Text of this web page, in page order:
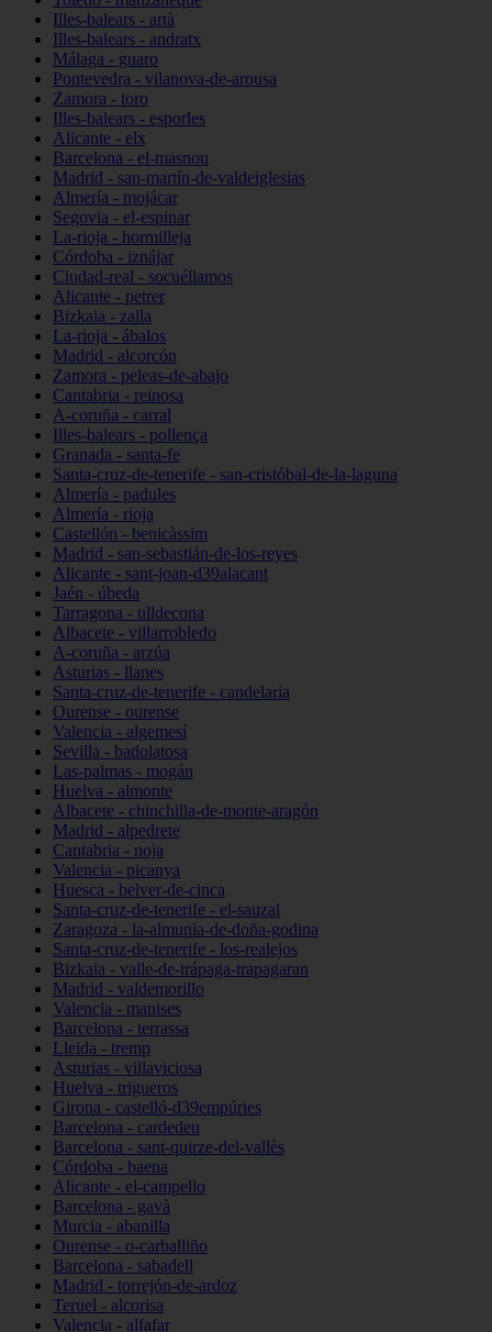
Illes-balears - artà
Illes-balears - andratx
Málaga - guaro
Pontevedra - vilanova-de-arousa
Zamora - toro
Illes-balears - esporles
Alicante - elx
Barcelona - el-masnou
Madrid - san-martín-de-valdeiglesias
Almería - mojácar
Segovia - el-espinar
La-rioja - hormilleja
Córdoba - iznájar
Ciudad-real - socuéllamos
Alicante - petrer
Bizkaia - zalla
La-rioja - ábalos
Madrid - alcorcón
Zamora - peleas-de-abajo
Cantabria - reinosa
A-coruña - carral
Illes-balears - pollença
Granada - santa-fe
Santa-cruz-de-tenerife - san-cristóbal-de-la-laguna
Almería - padules
Almería - rioja
Castellón - benicàssim
Madrid - san-sebastián-de-los-reyes
Alicante - sant-joan-d39alacant
Jaén - úbeda
Tarragona - ulldecona
Albacete - villarrobledo
A-coruña - arzúa
Asturias - llanes
Santa-cruz-de-tenerife - candelaria
Ourense - ourense
Valencia - algemesí
Sevilla - badolatosa
Las-palmas - mogán
Huelva - almonte
Albacete - chinchilla-de-monte-aragón
Madrid - alpedrete
Cantabria - noja
Valencia - picanya
Huesca - belver-de-cinca
Santa-cruz-de-tenerife - el-sauzal
Zaragoza - la-almunia-de-doña-godina
Santa-cruz-de-tenerife - los-realejos
Bizkaia - valle-de-trápaga-trapagaran
Madrid - valdemorillo
Valencia - manises
Barcelona - terrassa
Lleida - tremp
Asturias - villaviciosa
Huelva - trigueros
Girona - castelló-d39empúries
Barcelona - cardedeu
Barcelona - sant-quirze-del-vallès
Córdoba - baena
Alicante - el-campello
Barcelona - gavà
Murcia - abanilla
Ourense - o-carballiño
Barcelona - sabadell
Madrid - torrejón-de-ardoz
Teruel - alcorisa
Valencia - alfafar